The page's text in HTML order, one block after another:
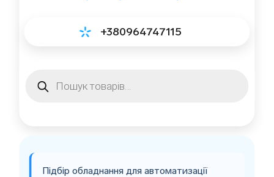
+380964747115
товарів
Підбір обладнання для автоматизації